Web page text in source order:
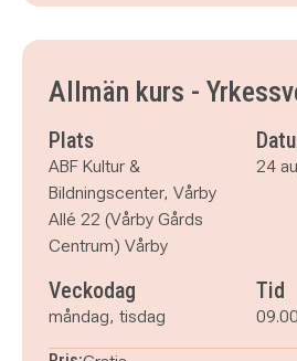
Allmän kurs -
Plats
ABF Kultur &
Bildningscenter, Vårby
Allé 22 (Vårby Gårds
Centrum) Vårby
24
Veckodag
måndag, tisdag
Tid